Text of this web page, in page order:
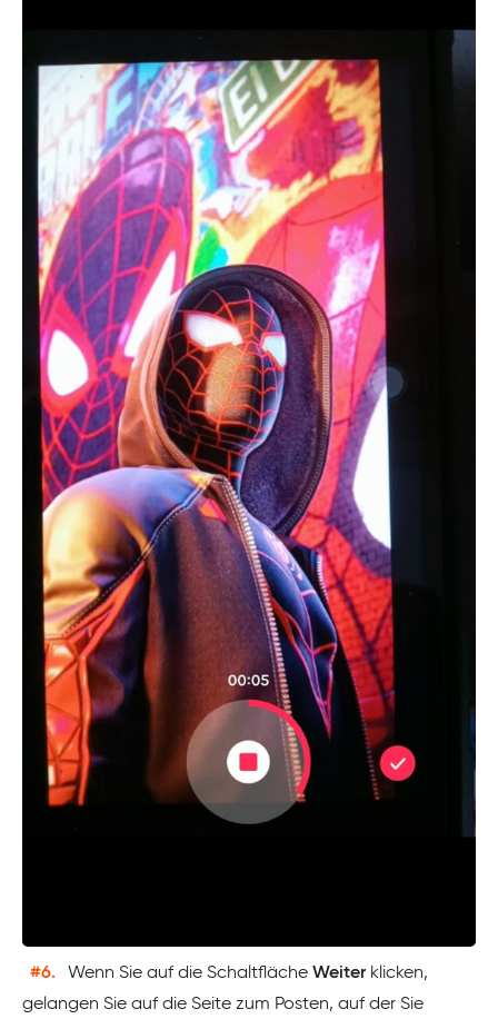
#6. Wenn Sie auf die Schaltfläche Weiter klicken,
gelangen Sie auf die Seite zum Posten, auf der Sie